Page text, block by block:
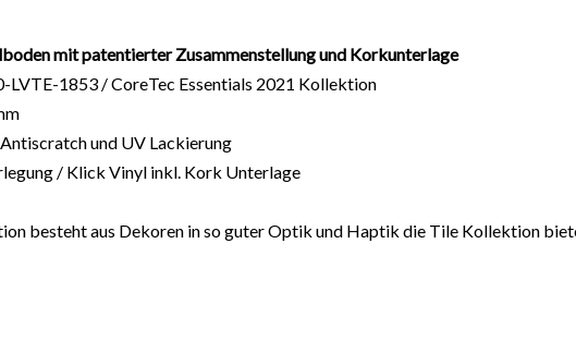
mit patentierter Zusammenstellung und Korkunterlage
LVTE-1853 / CoreTec Essentials 2021 Kollektion
und UV Lackierung
/ Klick Vinyl inkl. Kork Unterlage
besteht aus Dekoren in so guter Optik und Haptik die Tile Kollektion